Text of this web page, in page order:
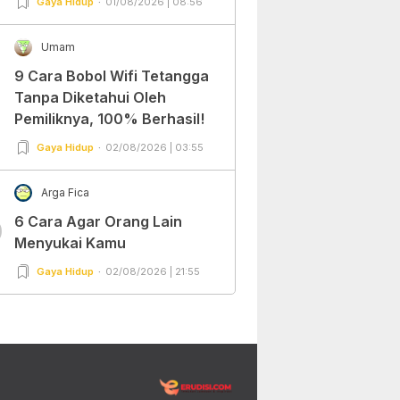
Umam
9 Cara Bobol Wifi Tetangga
Tanpa Diketahui Oleh
Pemiliknya, 100% Berhasil!
Gaya Hidup 02/08/2026 | 03:55
Arga Fica
6 Cara Agar Orang Lain
Menyukai Kamu
Gaya Hidup 02/08/2026 | 21:55